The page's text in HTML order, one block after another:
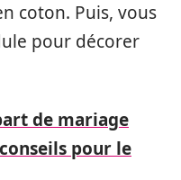
coton. Puis, vous
pour décorer
de mariage
pour le